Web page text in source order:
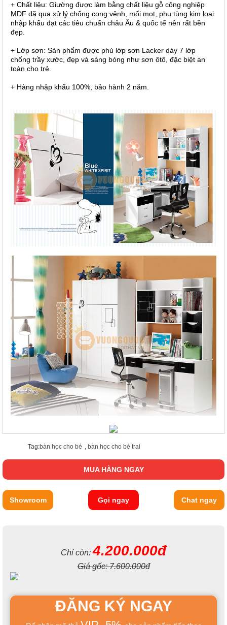
+ Chất liệu: Giường được làm bằng chất liệu gỗ công nghiệp
MDF đã qua xử lý chống cong vênh, mối mọt, phụ tùng kim loại
nhập khẩu đạt các tiêu chuẩn châu Âu & quốc tế nên rất bền
đẹp.
+ Lớp sơn: Sản phẩm được phủ lớp sơn Lacker dày 7 lớp
chống trầy xước, đẹp và sáng bóng như sơn ôtô, đặc biệt an
toàn cho trẻ.
+ Hàng nhập khẩu 100%, bảo hành 2 năm.
Tag:bàn học cho bé bàn học cho bé trai
MUA HÀNG NGAY
Showroom Gọi ngay Chat ngay
Chỉ còn:4.200.000đ
Giá gốc:7.600.000đ
ĐĂNG KÝ NGAY